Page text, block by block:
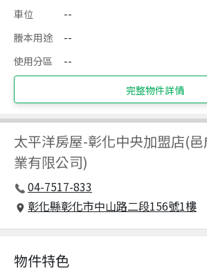
車位
--
謄本用途
--
使用分區
--
完整物件詳情
太平洋房屋-彰化中央加盟店(
業有限公司)
04-7517-833
彰化縣彰化市中山路二段156號1樓
物件特色